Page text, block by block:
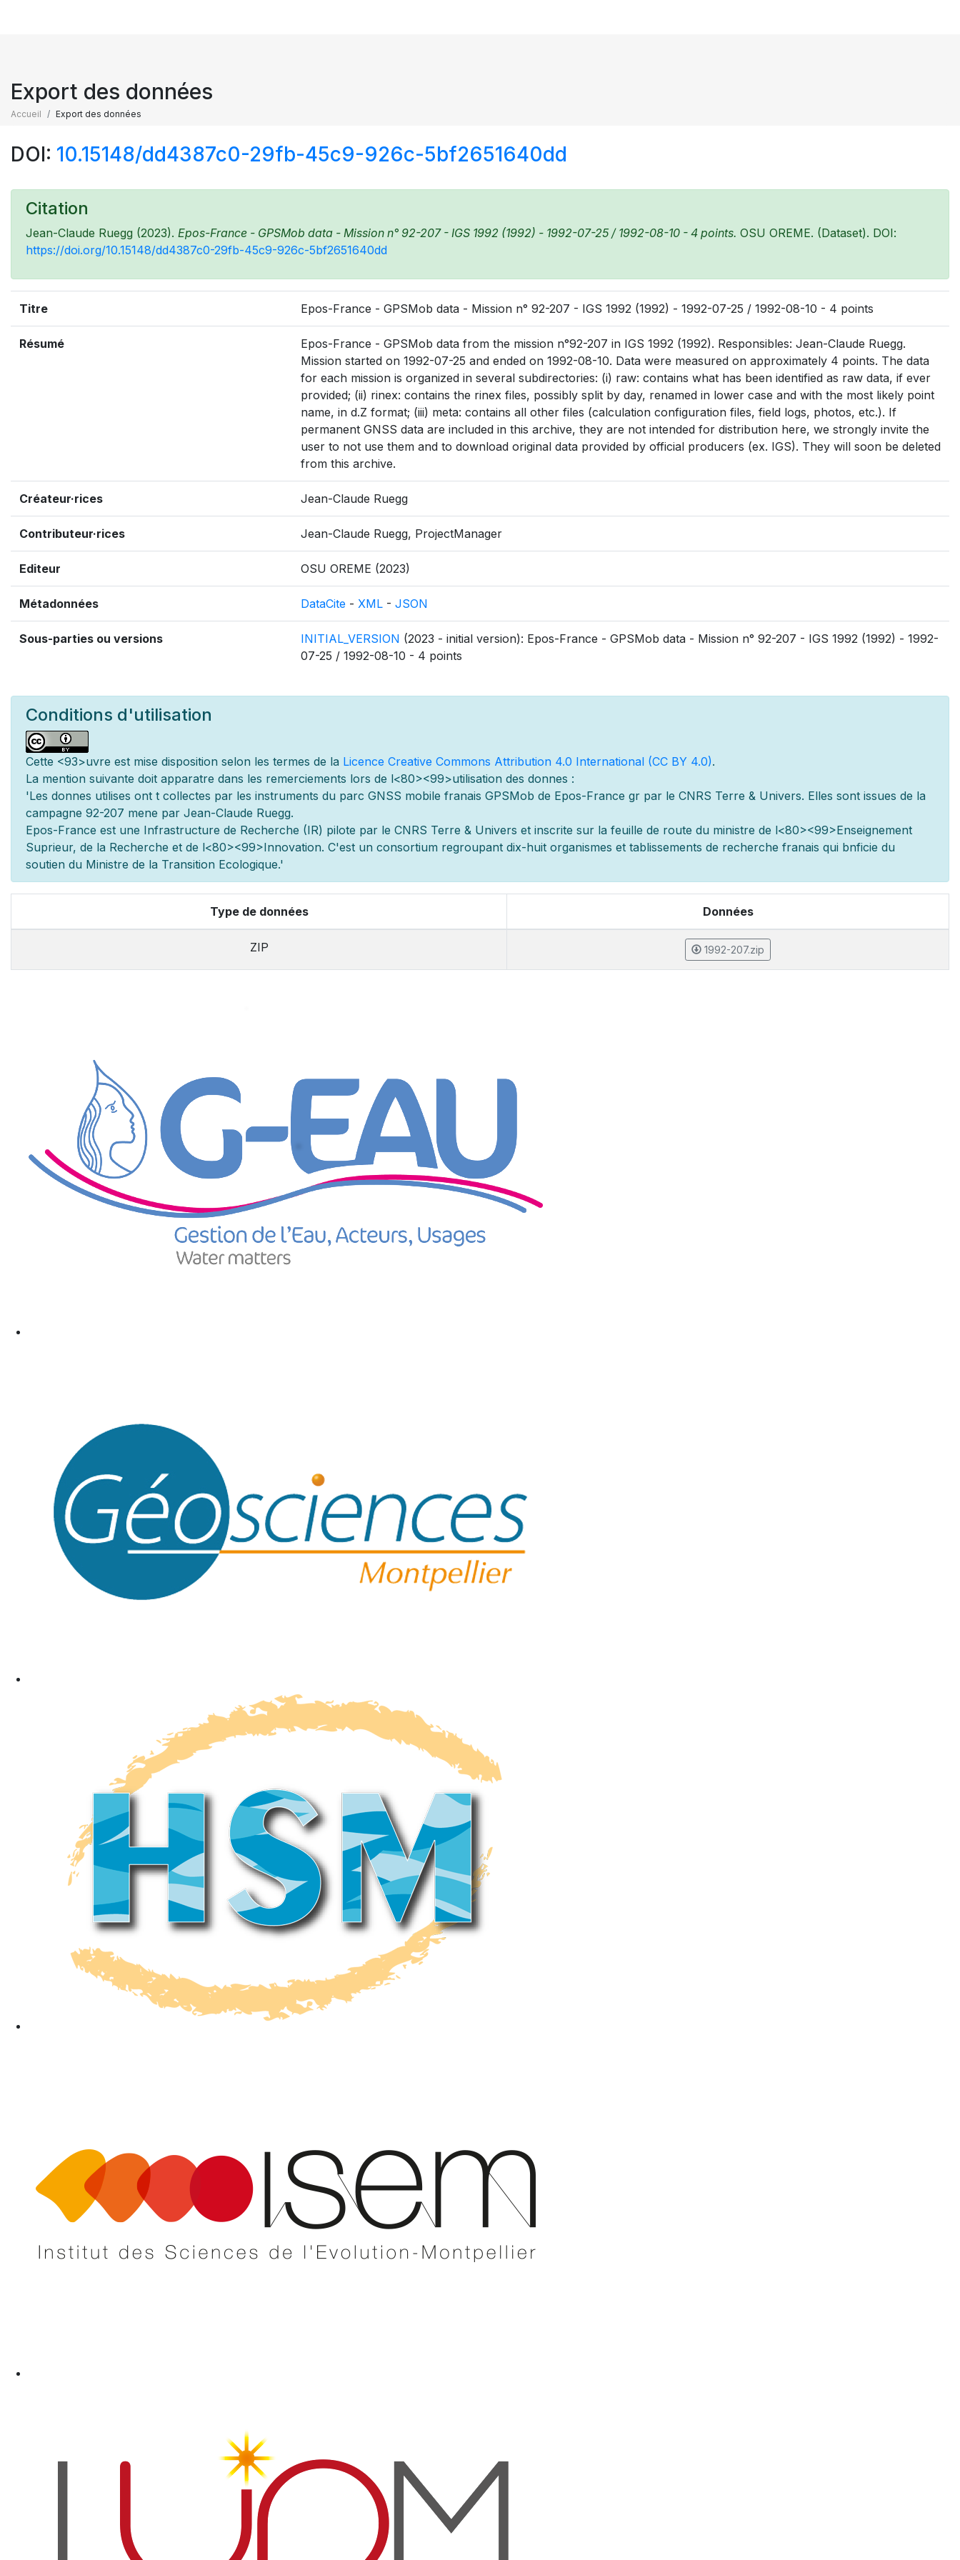
Export des données
Accueil Export des données
DOI: 10.15148/dd4387c0-29fb-45c9-926c-5bf2651640dd
Citation
Jean-Claude Ruegg (2023). Epos-France - GPSMob data - Mission n° 92-207 - IGS 1992 (1992) - 1992-07-25 / 1992-08-10 - 4 points. OSU OREME. (Dataset). DOI:
https://doi.org/10.15148/dd4387c0-29fb-45c9-926c-5bf2651640dd
Titre Epos-France - GPSMob data - Mission n° 92-207 - IGS 1992 (1992) - 1992-07-25 / 1992-08-10 - 4 points
Résumé
Epos-France - GPSMob data from the mission n°92-207 in IGS 1992 (1992). Responsibles: Jean-Claude Ruegg.
Mission started on 1992-07-25 and ended on 1992-08-10. Data were measured on approximately 4 points. The data
for each mission is organized in several subdirectories: (i) raw: contains what has been identified as raw data, if ever
provided; (ii) rinex: contains the rinex files, possibly split by day, renamed in lower case and with the most likely point
name, in d.Z format; (iii) meta: contains all other files (calculation configuration files, field logs, photos, etc.). If
permanent GNSS data are included in this archive, they are not intended for distribution here, we strongly invite the
user to not use them and to download original data provided by official producers (ex. IGS). They will soon be deleted
from this archive.
Créateur·rices Jean-Claude Ruegg
Contributeur·rices Jean-Claude Ruegg, ProjectManager
Editeur OSU OREME (2023)
Métadonnées DataCite - XML - JSON
Sous-parties ou versions INITIAL_VERSION (2023 - initial version): Epos-France - GPSMob data - Mission n° 92-207 - IGS 1992 (1992) - 1992-
07-25 / 1992-08-10 - 4 points
Conditions d'utilisation
Cette <93>uvre est mise disposition selon les termes de la Licence Creative Commons Attribution 4.0 International (CC BY 4.0).
La mention suivante doit apparatre dans les remerciements lors de l<80><99>utilisation des donnes :
'Les donnes utilises ont t collectes par les instruments du parc GNSS mobile franais GPSMob de Epos-France gr par le CNRS Terre & Univers. Elles sont issues de la
campagne 92-207 mene par Jean-Claude Ruegg.
Epos-France est une Infrastructure de Recherche (IR) pilote par le CNRS Terre & Univers et inscrite sur la feuille de route du ministre de l<80><99>Enseignement
Suprieur, de la Recherche et de l<80><99>Innovation. C'est un consortium regroupant dix-huit organismes et tablissements de recherche franais qui bnficie du
soutien du Ministre de la Transition Ecologique.'
Type de données Données
ZIP 1992-207.zip